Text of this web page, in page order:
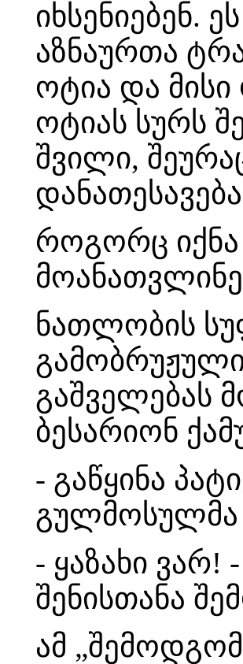
იხსენიებენ.
აზნაურთა
ოტია და
ოტიას სურს
შვილი,
როგორც იქნა
ნათლობის
გაშველებას
ბესარიონ
- გაწყინა
გულმოსულმა
- ყაზახი ვარ!
შენისთანა
ამ